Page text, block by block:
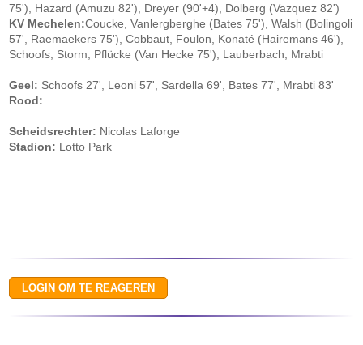
75'), Hazard (Amuzu 82'), Dreyer (90'+4), Dolberg (Vazquez 82')
KV Mechelen:Coucke, Vanlergberghe (Bates 75'), Walsh (Bolingoli
57', Raemaekers 75'), Cobbaut, Foulon, Konaté (Hairemans 46'),
Schoofs, Storm, Pflücke (Van Hecke 75'), Lauberbach, Mrabti
Geel: Schoofs 27', Leoni 57', Sardella 69', Bates 77', Mrabti 83'
Rood:
Scheidsrechter: Nicolas Laforge
Stadion: Lotto Park